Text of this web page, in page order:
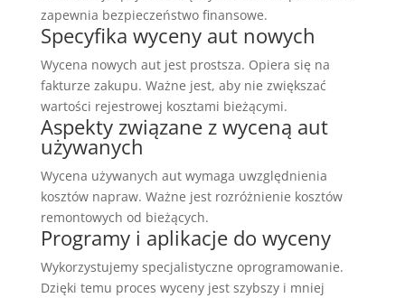
zapewnia bezpieczeństwo finansowe.
Specyfika wyceny aut nowych
Wycena nowych aut jest prostsza. Opiera się na
fakturze zakupu. Ważne jest, aby nie zwiększać
wartości rejestrowej kosztami bieżącymi.
Aspekty związane z wyceną aut
używanych
Wycena używanych aut wymaga uwzględnienia
kosztów napraw. Ważne jest rozróżnienie kosztów
remontowych od bieżących.
Programy i aplikacje do wyceny
Wykorzystujemy specjalistyczne oprogramowanie.
Dzięki temu proces wyceny jest szybszy i mniej